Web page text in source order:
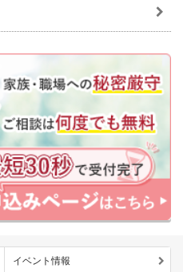
イベント情報